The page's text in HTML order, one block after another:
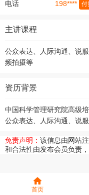
电话 198**** 付
主讲课程
公众表达、人际沟通、说
频拍摄等
资历背景
中国科学管理研究院高级
公众表达、人际沟通、说
免责声明： 该信息由网站
和合法性由发布会员负责
首页